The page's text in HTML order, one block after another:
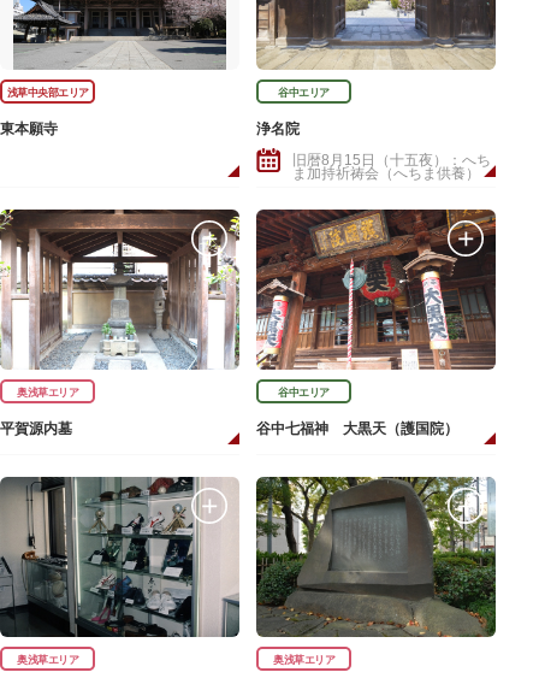
浅草中央部エリア
東本願寺
谷中エリア
浄名院
旧暦8月15日（十五夜）：へち
ま加持祈祷会（へちま供養）
奥浅草エリア
平賀源内墓
谷中エリア
谷中七福神 大黒天（護国院）
奥浅草エリア 奥浅草エリア